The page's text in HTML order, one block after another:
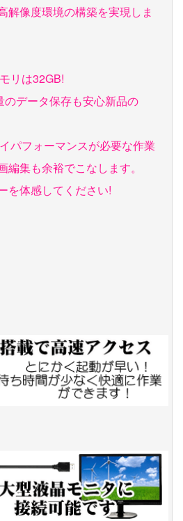
解像度環境の構築を実現しま
リは32GB!
データ保存も安心新品の
パフォーマンスが必要な作業
編集も余裕でこなします。
を体感してください!